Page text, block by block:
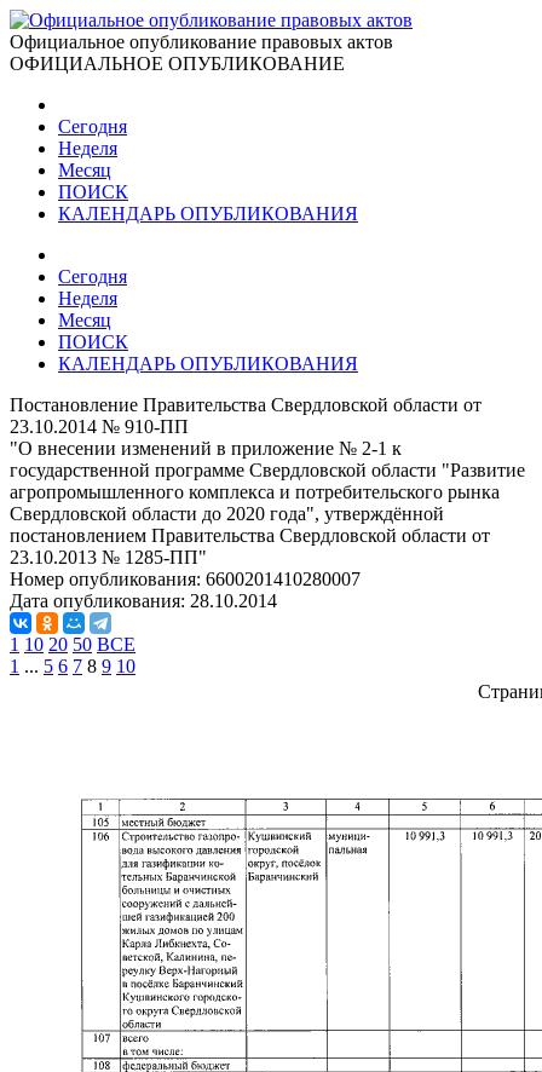
Официальное опубликование правовых актов
ОФИЦИАЛЬНОЕ ОПУБЛИКОВАНИЕ
Сегодня
Неделя
Месяц
ПОИСК
КАЛЕНДАРЬ ОПУБЛИКОВАНИЯ
Сегодня
Неделя
Месяц
ПОИСК
КАЛЕНДАРЬ ОПУБЛИКОВАНИЯ
Постановление Правительства Свердловской области от
23.10.2014 № 910-ПП
"О внесении изменений в приложение № 2-1 к
государственной программе Свердловской области "Развитие
агропромышленного комплекса и потребительского рынка
Свердловской области до 2020 года", утверждённой
постановлением Правительства Свердловской области от
23.10.2013 № 1285-ПП"
Номер опубликования: 6600201410280007
Дата опубликования: 28.10.2014
1 10 20 50 ВСЕ
1 ... 5 6 7 8 9 10